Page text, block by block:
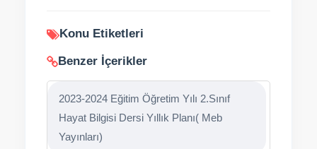
Konu Etiketleri
Benzer İçerikler
2023-2024 Eğitim Öğretim Yılı 2.Sınıf
Hayat Bilgisi Dersi Yıllık Planı( Meb
Yayınları)